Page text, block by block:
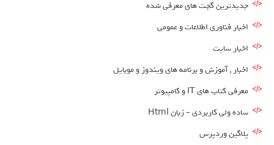
جدیدترین گجت های معرفی شده
اخبار فناوری اطلاعات و عمومی
اخبار سایت
اخبار , آموزش و برنامه های ویندوز و موبایل
معرفی کتاب های IT و کامپیوتر
ساده ولی کاربردی – زبان Html
پلاگین وردپرس